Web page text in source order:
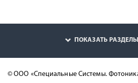
ПОКАЗАТЬ
© ООО «Специальные Системы.